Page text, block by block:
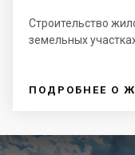
Строительство
земельных
ПОДРОБНЕЕ О